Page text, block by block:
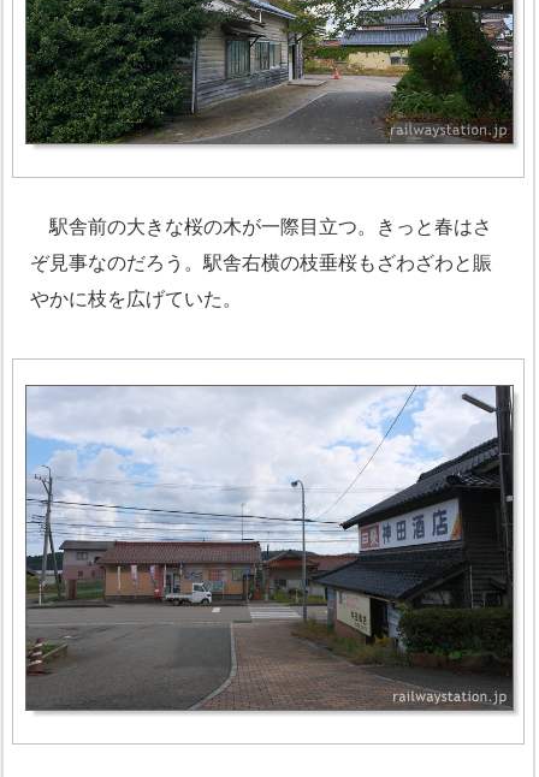
駅舎前の大きな桜の木が一際目立つ。きっと春はさ
ぞ見事なのだろう。駅舎右横の枝垂桜もざわざわと賑
やかに枝を広げていた。